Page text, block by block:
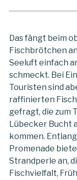
Das fängt beim
Fischbrötchen
Seeluft einfach
schmeckt. Bei
Touristen sind
raffinierten
gefragt, die zum
Lübecker Bucht
kommen.
Promenade
Strandperle an,
Fischvielfalt,